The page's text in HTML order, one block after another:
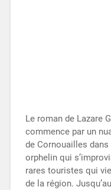
Le roman de Lazare
commence par un
de Cornouailles
orphelin qui
rares touristes qui
de la région.